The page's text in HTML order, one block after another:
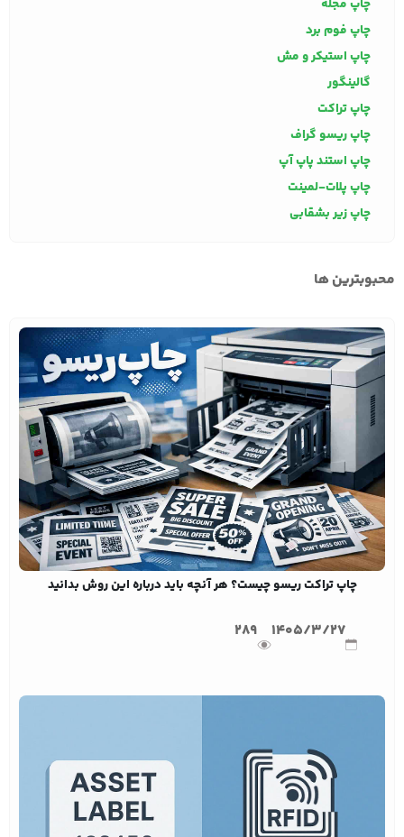
چاپ مجله
چاپ فوم برد
چاپ استیکر و مش
گالینگور
چاپ تراکت
چاپ ریسو گراف
چاپ استند پاپ آپ
چاپ پلات-لمینت
چاپ زیر بشقابی
محبوبترین ها
چاپ تراکت ریسو چیست؟ هر آنچه باید درباره این روش بدانید
1405/3/27
289